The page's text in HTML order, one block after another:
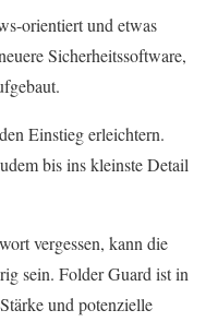
orientiert und etwas
Sicherheitssoftware,
Einstieg erleichtern.
bis ins kleinste Detail
vergessen, kann die
sein. Folder Guard ist in
und potenzielle